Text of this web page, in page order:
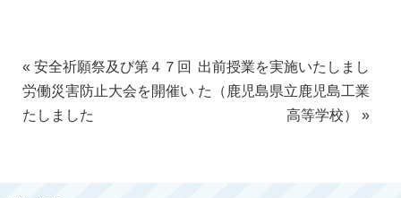
« 安全祈願祭及び第４７回
労働災害防止大会を開催い
たしました
出前授業を実施いたしまし
た（鹿児島県立鹿児島工業
高等学校） »